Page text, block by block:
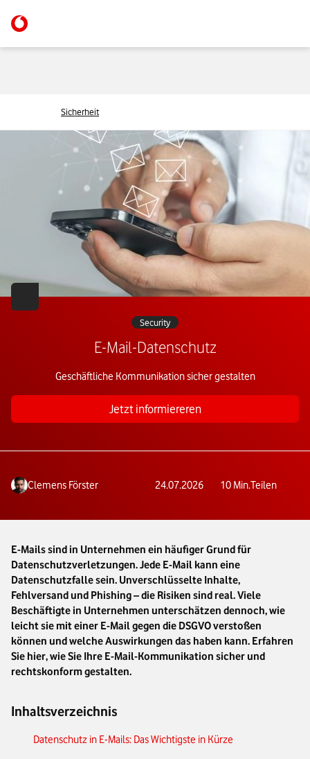
Sicherheit
Security
E-Mail-Datenschutz
Geschäftliche Kommunikation sicher gestalten
Jetzt informiereren
Clemens Förster 24.07.2026 10 Min.Teilen
E-Mails sind in Unternehmen ein häufiger Grund für
Datenschutzverletzungen. Jede E-Mail kann eine
Datenschutzfalle sein. Unverschlüsselte Inhalte,
Fehlversand und Phishing – die Risiken sind real. Viele
Beschäftigte in Unternehmen unterschätzen dennoch, wie
leicht sie mit einer E-Mail gegen die DSGVO verstoßen
können und welche Auswirkungen das haben kann. Erfahren
Sie hier, wie Sie Ihre E-Mail-Kommunikation sicher und
rechtskonform gestalten.
Inhaltsverzeichnis
Datenschutz in E-Mails: Das Wichtigste in Kürze